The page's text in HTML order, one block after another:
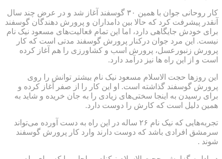
کار روحانی جوان با همین ۳۰ گوسفند آغاز شد و در عرض چند سال
آنقدر پیشرفت کرد که حالا بین دامداران و پرورش دهندگان گوسفند
برای خودش جایگاهی دارد، اما این تمام فعالیت‌های مسعود نیک نام
نیست. این مرد جوان درکنار پرورش گوسفند مدتی است که کار
پرورش زنبورعسل، پرورش اسب و کشاورزی را هم آغاز کرده
است و از این راه ها نیز درآمد دارد.
این روزها حجت الاسلام مسعود نیک نام بیشتر توانش را روی
پرورش گوسفند گذاشته است. او این کار را از صفر آغاز کرده و
برای رسیدن به اینجا سختی‌های زیادی را به جان خریده و شاید به
همین دلیل است که کارش را دوست دارد.
تجربه‌هایی که نیک نام ۲۶ ساله در این راه به دست آورده می‌تواند
سرمشق افرادی باشد که دوست دارند وارد کار پرورش گوسفند
شوند .